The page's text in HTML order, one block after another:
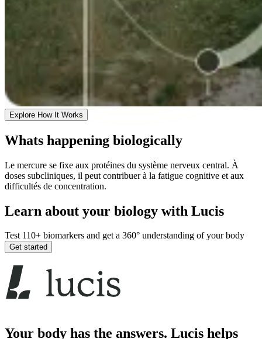
Explore How It Works
Whats happening biologically
Le mercure se fixe aux protéines du système nerveux central. À
doses subcliniques, il peut contribuer à la fatigue cognitive et aux
difficultés de concentration.
Learn about your biology with Lucis
Test 110+ biomarkers and get a 360° understanding of your body
Get started
Your body has the answers. Lucis helps